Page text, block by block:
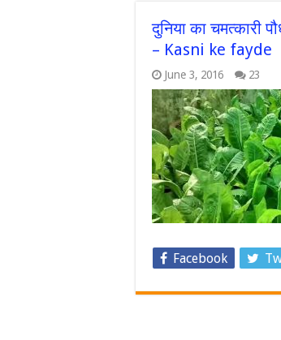
दुनिया का चमत्कारी
– Kasni ke fayde
June 3, 2016 23
Facebook